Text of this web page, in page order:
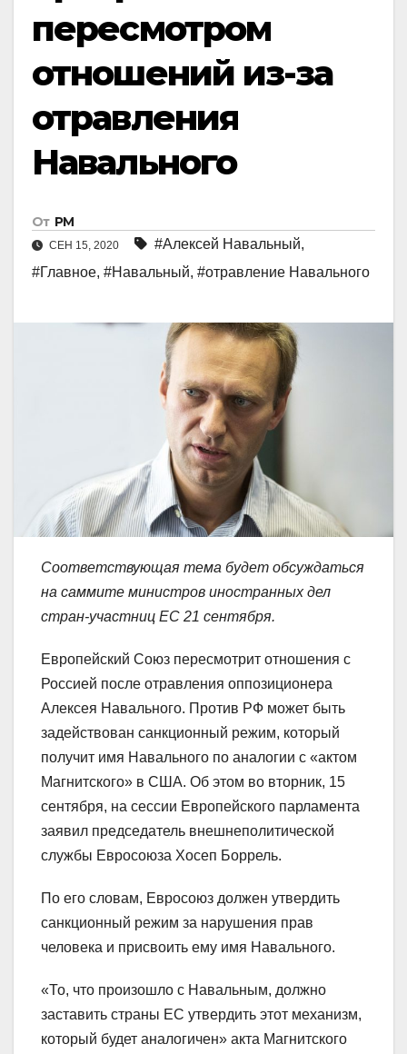
пересмотром
отношений из-за
отравления
Навального
От РМ
СЕН 15, 2020 #Алексей Навальный,
#Главное, #Навальный, #отравление Навального
Соответствующая тема будет обсуждаться
на саммите министров иностранных дел
стран-участниц ЕС 21 сентября.
Европейский Союз пересмотрит отношения с
Россией после отравления оппозиционера
Алексея Навального. Против РФ может быть
задействован санкционный режим, который
получит имя Навального по аналогии с «актом
Магнитского» в США. Об этом во вторник, 15
сентября, на сессии Европейского парламента
заявил председатель внешнеполитической
службы Евросоюза Хосеп Боррель.
По его словам, Евросоюз должен утвердить
санкционный режим за нарушения прав
человека и присвоить ему имя Навального.
«То, что произошло с Навальным, должно
заставить страны ЕС утвердить этот механизм,
который будет аналогичен» акта Магнитского